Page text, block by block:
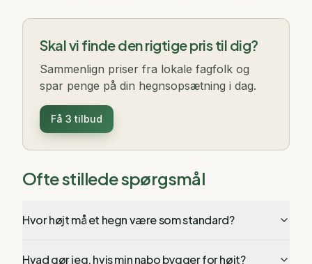
Skal vi finde den rigtige pris til dig?
Sammenlign priser fra lokale fagfolk og
spar penge på din hegnsopsætning i dag.
Få 3 tilbud
Ofte stillede spørgsmål
Hvor højt må et hegn være som standard?
Hvad gør jeg, hvis min nabo bygger for højt?